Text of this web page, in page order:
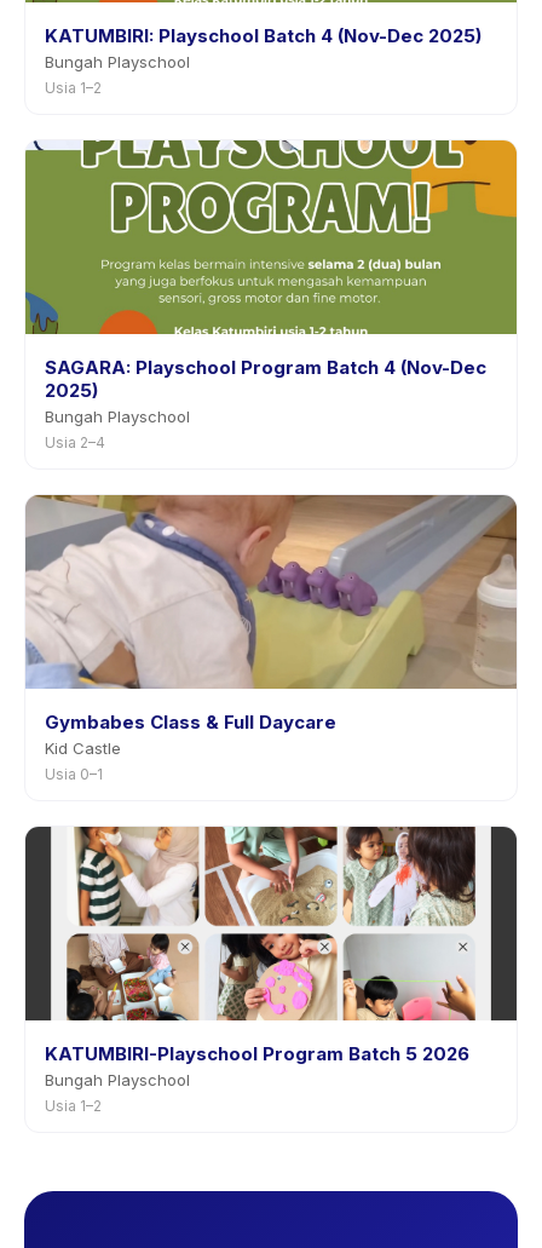
KATUMBIRI: Playschool Batch 4 (Nov-Dec 2025)
Bungah Playschool
Usia 1–2
SAGARA: Playschool Program Batch 4 (Nov-Dec
2025)
Bungah Playschool
Usia 2–4
Gymbabes Class & Full Daycare
Kid Castle
Usia 0–1
KATUMBIRI-Playschool Program Batch 5 2026
Bungah Playschool
Usia 1–2